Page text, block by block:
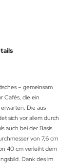
– gemeinsam
Cafés, die ein
Die aus
sich vor allem durch
auch bei der Basis.
von 7,6 cm
40 cm verleiht dem
Dank des im